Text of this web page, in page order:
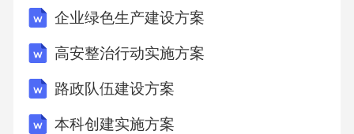
由书利华教育网【www.ShuLiH】为您整理提供
案例一：上海有一家外资企业高薪招聘应届大
学毕业生，对学历、外语的要求都很高。应聘
企业绿色生产建设方案
高安整治行动实施方案
路政队伍建设方案
本科创建实施方案